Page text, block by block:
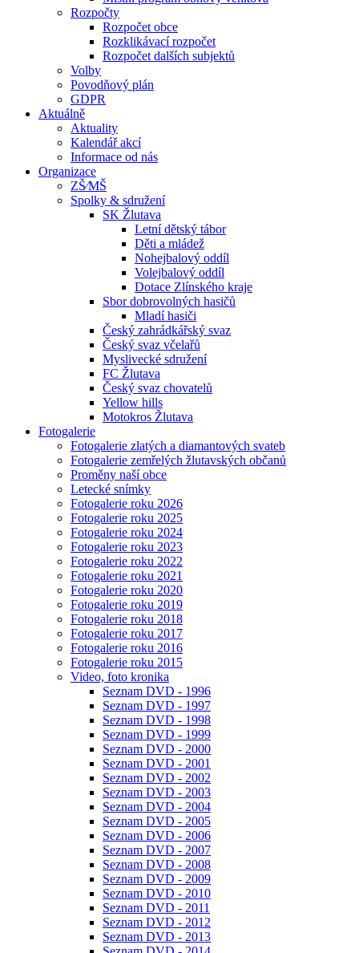
Rozpočty
Rozpočet obce
Rozklikávací rozpočet
Rozpočet dalších subjektů
Volby
Povodňový plán
GDPR
Aktuálně
Aktuality
Kalendář akcí
Informace od nás
Organizace
ZŠ⁄MŠ
Spolky & sdružení
SK Žlutava
Letní dětský tábor
Děti a mládež
Nohejbalový oddíl
Volejbalový oddíl
Dotace Zlínského kraje
Sbor dobrovolných hasičů
Mladí hasiči
Český zahrádkářský svaz
Český svaz včelařů
Myslivecké sdružení
FC Žlutava
Český svaz chovatelů
Yellow hills
Motokros Žlutava
Fotogalerie
Fotogalerie zlatých a diamantových svateb
Fotogalerie zemřelých žlutavských občanů
Proměny naší obce
Letecké snímky
Fotogalerie roku 2026
Fotogalerie roku 2025
Fotogalerie roku 2024
Fotogalerie roku 2023
Fotogalerie roku 2022
Fotogalerie roku 2021
Fotogalerie roku 2020
Fotogalerie roku 2019
Fotogalerie roku 2018
Fotogalerie roku 2017
Fotogalerie roku 2016
Fotogalerie roku 2015
Video, foto kronika
Seznam DVD - 1996
Seznam DVD - 1997
Seznam DVD - 1998
Seznam DVD - 1999
Seznam DVD - 2000
Seznam DVD - 2001
Seznam DVD - 2002
Seznam DVD - 2003
Seznam DVD - 2004
Seznam DVD - 2005
Seznam DVD - 2006
Seznam DVD - 2007
Seznam DVD - 2008
Seznam DVD - 2009
Seznam DVD - 2010
Seznam DVD - 2011
Seznam DVD - 2012
Seznam DVD - 2013